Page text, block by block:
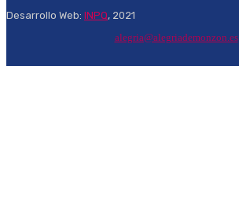
Desarrollo Web: INPQ, 2021
alegria@alegriademonzon.es